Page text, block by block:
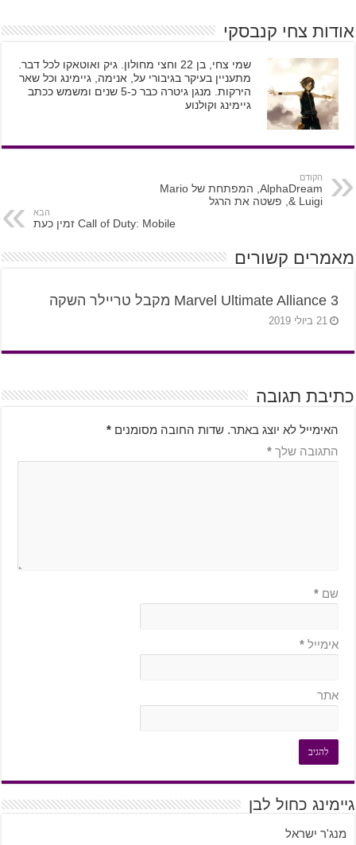
אודות צחי קנבסקי
שמי צחי, בן 22 וחצי מחולון. גיק ואוטאקו לכל דבר.
מתעניין בעיקר בגיבורי על, אנימה, גיימינג וכל שאר
הירקות. מנגן גיטרה כבר כ-5 שנים ומשמש ככתב
גיימינג וקולנוע
הקודם
AlphaDream, המפתחת של Mario
& Luigi, פשטה את הרגל
הבא
Call of Duty: Mobile זמין כעת
מאמרים קשורים
Marvel Ultimate Alliance 3 מקבל טריילר השקה
21 ביולי 2019
כתיבת תגובה
האימייל לא יוצג באתר. שדות החובה מסומנים *
התגובה שלך *
שם *
אימייל *
אתר
גיימינג כחול לבן
מנג'ר ישראל